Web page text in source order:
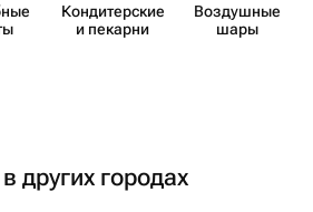
Кондит​ерские
и пекарни
Воздушные
шары
других городах